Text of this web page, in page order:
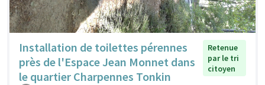
Installation de toilettes pérennes
près de l'Espace Jean Monnet dans
le quartier Charpennes Tonkin
Retenue
par le tri
citoyen